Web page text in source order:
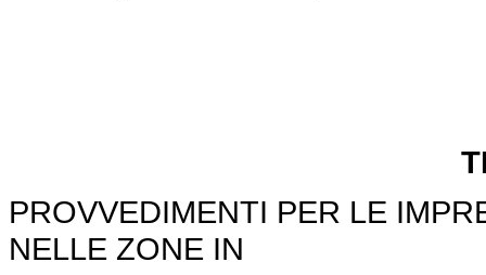
PROVVEDIMENTI PER LE
NELLE ZONE IN